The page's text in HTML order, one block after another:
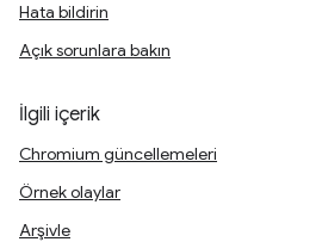
Hata bildirin
Açık sorunlara bakın
İlgili içerik
Chromium güncellemeleri
Örnek olaylar
Arşivle